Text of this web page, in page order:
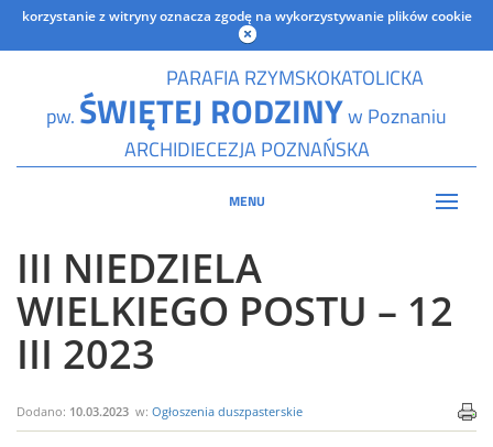
korzystanie z witryny oznacza zgodę na wykorzystywanie plików cookie
PARAFIA RZYMSKOKATOLICKA
pw. ŚWIĘTEJ RODZINYw Poznaniu
ARCHIDIECEZJA POZNAŃSKA
MENU
III NIEDZIELA
WIELKIEGO POSTU – 12
III 2023
Dodano: 10.03.2023 w: Ogłoszenia duszpasterskie